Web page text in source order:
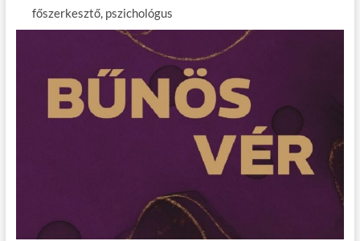
főszerkesztő, pszichológus